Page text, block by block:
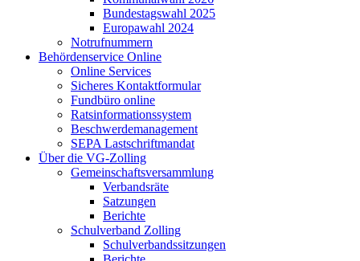
Bundestagswahl 2025
Europawahl 2024
Notrufnummern
Behördenservice Online
Online Services
Sicheres Kontaktformular
Fundbüro online
Ratsinformationssystem
Beschwerdemanagement
SEPA Lastschriftmandat
Über die VG-Zolling
Gemeinschaftsversammlung
Verbandsräte
Satzungen
Berichte
Schulverband Zolling
Schulverbandssitzungen